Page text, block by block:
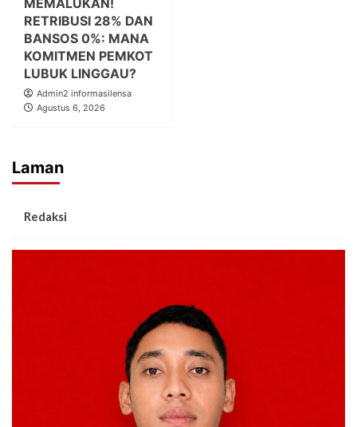
MEMALUKAN!
RETRIBUSI 28% DAN
BANSOS 0%: MANA
KOMITMEN PEMKOT
LUBUK LINGGAU?
Admin2 informasilensa
Agustus 6, 2026
Laman
Redaksi